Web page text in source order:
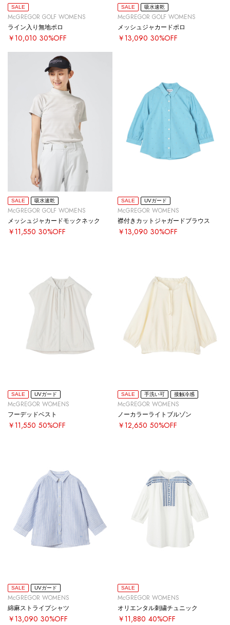
SALE
McGREGOR GOLF WOMENS
ライン入り無地ポロ
￥10,010 30%OFF
SALE 吸水速乾
McGREGOR GOLF WOMENS
メッシュジャカードポロ
￥13,090 30%OFF
SALE 吸水速乾
McGREGOR GOLF WOMENS
メッシュジャカードモックネック
￥11,550 30%OFF
SALE UVガード
McGREGOR WOMENS
襟付きカットジャガードブラウス
￥13,090 30%OFF
SALE UVガード
McGREGOR WOMENS
フーデッドベスト
￥11,550 50%OFF
SALE 手洗い可 接触冷感
McGREGOR WOMENS
ノーカラーライトブルゾン
￥12,650 50%OFF
SALE UVガード
McGREGOR WOMENS
綿麻ストライプシャツ
￥13,090 30%OFF
SALE
McGREGOR WOMENS
オリエンタル刺繍チュニック
￥11,880 40%OFF